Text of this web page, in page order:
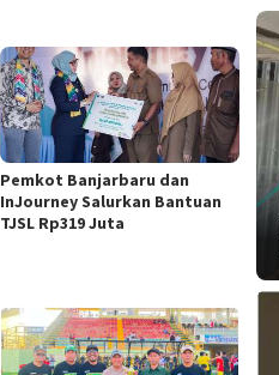
Pemkot Banjarbaru dan
InJourney Salurkan Bantuan
TJSL Rp319 Juta